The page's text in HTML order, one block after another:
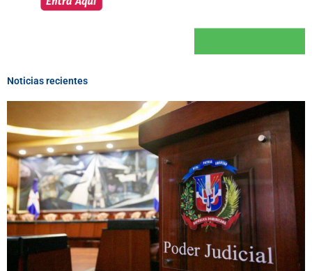
Noticias recientes